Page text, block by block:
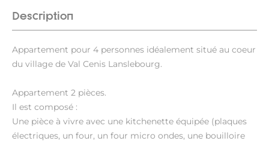
Description
Appartement pour 4 personnes idéalement situé au coeur
du village de Val Cenis Lanslebourg.
Appartement 2 pièces.
Il est composé :
Une pièce à vivre avec une kitchenette équipée (plaques
électriques, un four, un four micro ondes, une bouilloire